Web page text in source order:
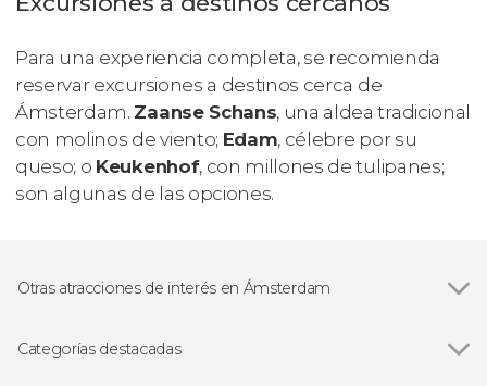
Para una experiencia completa, se recomienda
reservar excursiones a destinos cerca de
Ámsterdam. Zaanse Schans, una aldea tradicional
con molinos de viento; Edam, célebre por su
queso; o Keukenhof, con millones de tulipanes;
son algunas de las opciones.
Otras atracciones de interés en Ámsterdam
Barrio judío de Ámsterdam
Categorías destacadas